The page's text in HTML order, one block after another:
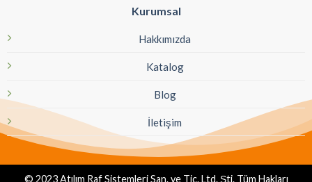
Kurumsal
Hakkımızda
Katalog
Blog
İletişim
© 2023 Atılım Raf Sistemleri San. ve Tic. Ltd. Şti. Tüm Hakları